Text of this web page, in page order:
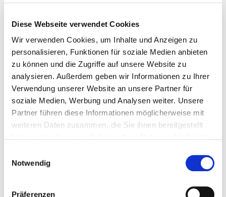
Diese Webseite verwendet Cookies
Wir verwenden Cookies, um Inhalte und Anzeigen zu
personalisieren, Funktionen für soziale Medien anbieten
zu können und die Zugriffe auf unsere Website zu
analysieren. Außerdem geben wir Informationen zu Ihrer
Verwendung unserer Website an unsere Partner für
soziale Medien, Werbung und Analysen weiter. Unsere
Partner führen diese Informationen möglicherweise mit
weiteren Daten zusammen, die Sie ihnen bereitgestellt
Notwendig
Präferenzen
Wunschliste